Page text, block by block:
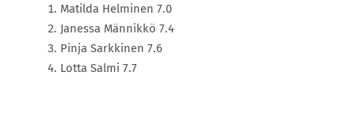
Matilda Helminen 7.0
Janessa Männikkö 7.4
Pinja Sarkkinen 7.6
Lotta Salmi 7.7